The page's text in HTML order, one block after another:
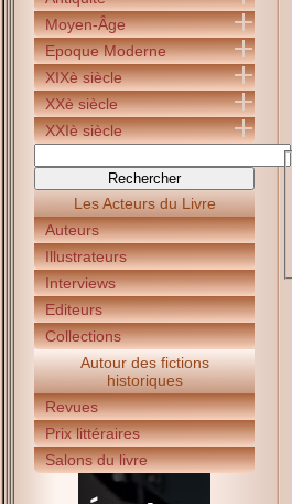
Moyen-Âge
Epoque Moderne
XIXè siècle
XXè siècle
XXIè siècle
Les Acteurs du Livre
Auteurs
Illustrateurs
Interviews
Editeurs
Collections
Autour des fictions
historiques
Revues
Prix littéraires
Salons du livre